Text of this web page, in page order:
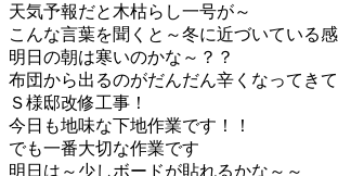
天気予報だと木枯らし一号が～
こんな言葉を聞くと～冬に近づいている
明日の朝は寒いのかな～？？
布団から出るのがだんだん辛くなってき
Ｓ様邸改修工事！
今日も地味な下地作業です！！
でも一番大切な作業です
明日は～少しボードが貼れるかな～～